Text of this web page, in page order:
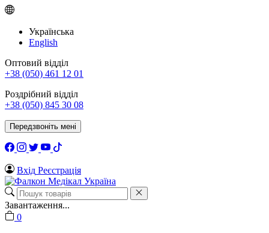
Українська
English
Оптовий відділ
+38 (050) 461 12 01
Роздрібний відділ
+38 (050) 845 30 08
Передзвоніть мені
Вхід Реєстрація
Завантаження...
0